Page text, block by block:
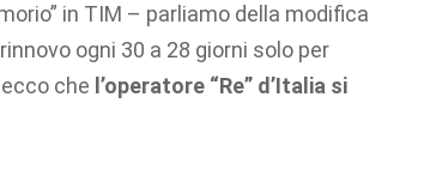
in TIM – parliamo della modifica
ogni 30 a 28 giorni solo per
che l’operatore “Re” d’Italia si